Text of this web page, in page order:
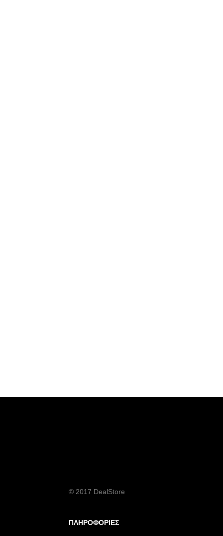
© 2017 DealStore
ΠΛΗΡΟΦΟΡΙΕΣ